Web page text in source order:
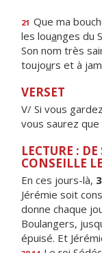
21 Que ma
les louanges du
Son nom très
toujours et à
VERSET
V/ Si vous
vous saurez
LECTURE :
CONSEILLE
En ces jours-là,
Jérémie soit
donne chaque
Boulangers,
épuisé. Et